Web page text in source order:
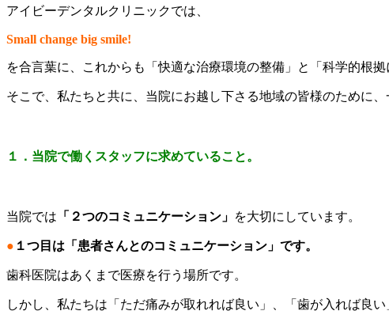
アイビーデンタルクリニックでは、
Small change big smile!
を合言葉に、これからも「快適な治療環境の整備」と「科学的根
そこで、私たちと共に、当院にお越し下さる地域の皆様のために
１．当院で働くスタッフに求めていること。
当院では 「２つのコミュニケーション」 を大切にしています。
● １つ目は「患者さんとのコミュニケーション」です。
歯科医院はあくまで医療を行う場所です。
しかし、私たちは「ただ痛みが取れれば良い」、「歯が入れば良い